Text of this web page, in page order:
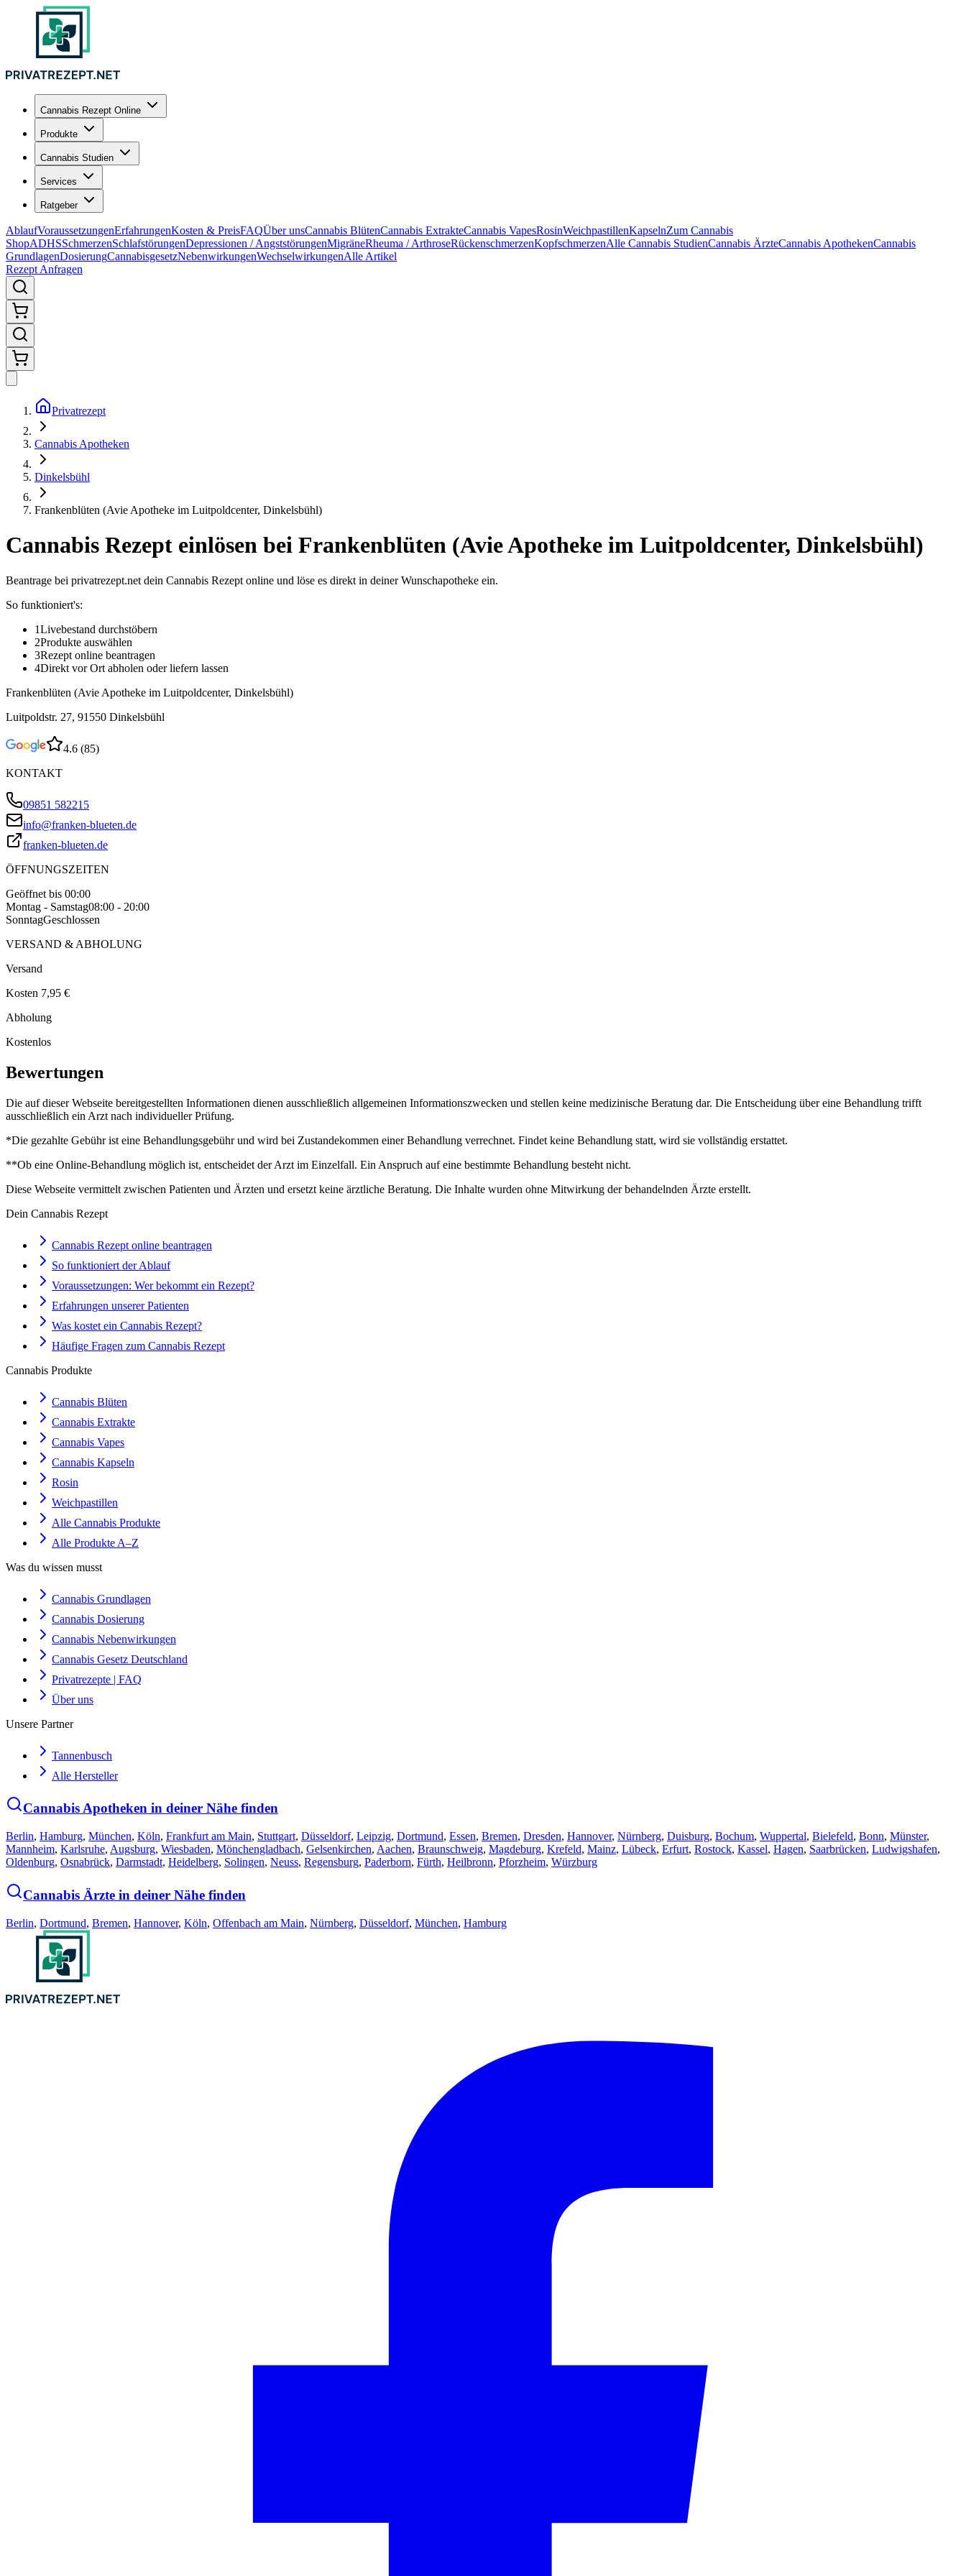
Cannabis Rezept Online
Produkte
Cannabis Studien
Services
Ratgeber
AblaufVoraussetzungenErfahrungenKosten & PreisFAQÜber unsCannabis BlütenCannabis ExtrakteCannabis VapesRosinWeichpastillenKapselnZum Cannabis
ShopADHSSchmerzenSchlafstörungenDepressionen / AngststörungenMigräneRheuma / ArthroseRückenschmerzenKopfschmerzenAlle Cannabis StudienCannabis ÄrzteCannabis ApothekenCannabis
GrundlagenDosierungCannabisgesetzNebenwirkungenWechselwirkungenAlle Artikel
Rezept Anfragen
Privatrezept
Cannabis Apotheken
Dinkelsbühl
Frankenblüten (Avie Apotheke im Luitpoldcenter, Dinkelsbühl)
Cannabis Rezept einlösen bei Frankenblüten (Avie Apotheke im Luitpoldcenter, Dinkelsbühl)
Beantrage bei privatrezept.net dein Cannabis Rezept online und löse es direkt in deiner Wunschapotheke ein.
So funktioniert's:
1Livebestand durchstöbern
2Produkte auswählen
3Rezept online beantragen
4Direkt vor Ort abholen oder liefern lassen
Frankenblüten (Avie Apotheke im Luitpoldcenter, Dinkelsbühl)
Luitpoldstr. 27, 91550 Dinkelsbühl
4.6 (85)
KONTAKT
09851 582215
info@franken-blueten.de
franken-blueten.de
ÖFFNUNGSZEITEN
Geöffnet bis 00:00
Montag - Samstag08:00 - 20:00
SonntagGeschlossen
VERSAND & ABHOLUNG
Versand
Kosten 7,95 €
Abholung
Kostenlos
Bewertungen
Die auf dieser Webseite bereitgestellten Informationen dienen ausschließlich allgemeinen Informationszwecken und stellen keine medizinische Beratung dar. Die Entscheidung über eine Behandlung trifft
ausschließlich ein Arzt nach individueller Prüfung.
*Die gezahlte Gebühr ist eine Behandlungsgebühr und wird bei Zustandekommen einer Behandlung verrechnet. Findet keine Behandlung statt, wird sie vollständig erstattet.
**Ob eine Online-Behandlung möglich ist, entscheidet der Arzt im Einzelfall. Ein Anspruch auf eine bestimmte Behandlung besteht nicht.
Diese Webseite vermittelt zwischen Patienten und Ärzten und ersetzt keine ärztliche Beratung. Die Inhalte wurden ohne Mitwirkung der behandelnden Ärzte erstellt.
Dein Cannabis Rezept
Cannabis Rezept online beantragen
So funktioniert der Ablauf
Voraussetzungen: Wer bekommt ein Rezept?
Erfahrungen unserer Patienten
Was kostet ein Cannabis Rezept?
Häufige Fragen zum Cannabis Rezept
Cannabis Produkte
Cannabis Blüten
Cannabis Extrakte
Cannabis Vapes
Cannabis Kapseln
Rosin
Weichpastillen
Alle Cannabis Produkte
Alle Produkte A–Z
Was du wissen musst
Cannabis Grundlagen
Cannabis Dosierung
Cannabis Nebenwirkungen
Cannabis Gesetz Deutschland
Privatrezepte | FAQ
Über uns
Unsere Partner
Tannenbusch
Alle Hersteller
Cannabis Apotheken in deiner Nähe finden
Berlin, Hamburg, München, Köln, Frankfurt am Main, Stuttgart, Düsseldorf, Leipzig, Dortmund, Essen, Bremen, Dresden, Hannover, Nürnberg, Duisburg, Bochum, Wuppertal, Bielefeld, Bonn, Münster,
Mannheim, Karlsruhe, Augsburg, Wiesbaden, Mönchengladbach, Gelsenkirchen, Aachen, Braunschweig, Magdeburg, Krefeld, Mainz, Lübeck, Erfurt, Rostock, Kassel, Hagen, Saarbrücken, Ludwigshafen,
Oldenburg, Osnabrück, Darmstadt, Heidelberg, Solingen, Neuss, Regensburg, Paderborn, Fürth, Heilbronn, Pforzheim, Würzburg
Cannabis Ärzte in deiner Nähe finden
Berlin, Dortmund, Bremen, Hannover, Köln, Offenbach am Main, Nürnberg, Düsseldorf, München, Hamburg